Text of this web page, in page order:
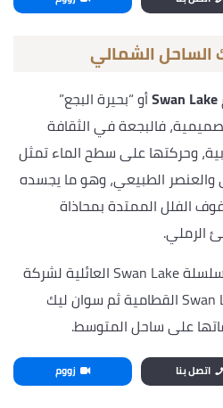
الشمالي
Swan Lakeأو “بحيرة البجع”
فالبجعة في الثقافة
وحركتها على سطح الماء تمثل
والعنصر الطبيعي، وهو ما يجسده
الفلل الممتدة بمحاذاة
الرملي.
الاسم نفسه يربط المشروع بسلسلة Swan Lake العائلية لشركة
حسن علام التي بدأت ب Swan Lake القطامية ثم سوان ليك
على ساحل المتوسط.
اتصل بنا زووم